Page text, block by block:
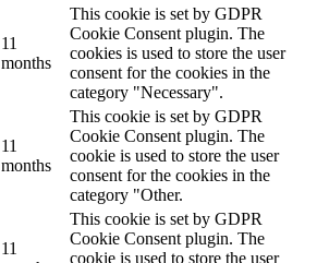
11
months
This cookie is set by GDPR
Cookie Consent plugin. The
cookies is used to store the user
consent for the cookies in the
category "Necessary".
11
months
This cookie is set by GDPR
Cookie Consent plugin. The
cookie is used to store the user
consent for the cookies in the
category "Other.
11
This cookie is set by GDPR
Cookie Consent plugin. The
cookie is used to store the user